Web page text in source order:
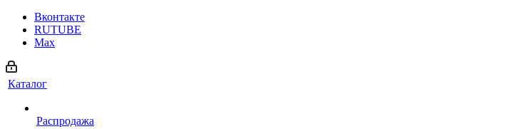
Вконтакте
RUTUBE
Max
Каталог
Распродажа